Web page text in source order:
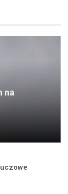
na